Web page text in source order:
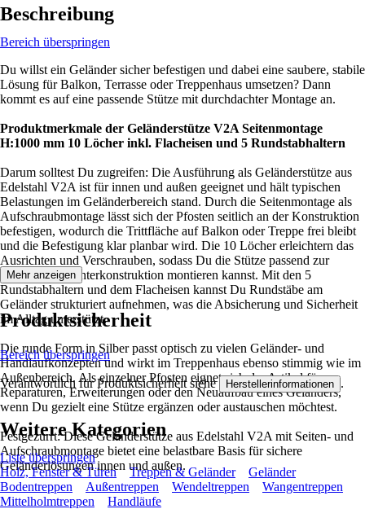
Beschreibung
Bereich überspringen
Du willst ein Geländer sicher befestigen und dabei eine saubere, stabile
Lösung für Balkon, Terrasse oder Treppenhaus umsetzen? Dann
kommt es auf eine passende Stütze mit durchdachter Montage an.
Produktmerkmale der Geländerstütze V2A Seitenmontage
H:1000 mm 10 Löcher inkl. Flacheisen und 5 Rundstabhaltern
Darum solltest Du zugreifen: Die Ausführung als Geländerstütze aus
Edelstahl V2A ist für innen und außen geeignet und hält typischen
Belastungen im Geländerbereich stand. Durch die Seitenmontage als
Aufschraubmontage lässt sich der Pfosten seitlich an der Konstruktion
befestigen, wodurch die Trittfläche auf Balkon oder Treppe frei bleibt
und die Befestigung klar planbar wird. Die 10 Löcher erleichtern das
Ausrichten und Verschrauben, sodass Du die Stütze passend zur
vorhandenen Unterkonstruktion montieren kannst. Mit den 5
Rundstabhaltern und dem Flacheisen kannst Du Rundstäbe am
Geländer strukturiert aufnehmen, was die Absicherung und Sicherheit
im Alltag unterstützt.
Die runde Form in Silber passt optisch zu vielen Geländer- und
Handlaufkonzepten und wirkt im Treppenhaus ebenso stimmig wie im
Außenbereich. Als einzelner Pfosten eignet sich der Artikel für
Reparaturen, Erweiterungen oder den Neuaufbau eines Geländers,
wenn Du gezielt eine Stütze ergänzen oder austauschen möchtest.
Festgezurrt: Diese Geländerstütze aus Edelstahl V2A mit Seiten- und
Aufschraubmontage bietet eine belastbare Basis für sichere
Geländerlösungen innen und außen.
Mehr anzeigen
Produktsicherheit
Bereich überspringen
Verantwortlich für Produktsicherheit siehe Herstellerinformationen .
Weitere Kategorien
Liste überspringen
Holz, Fenster & Türen
Treppen & Geländer
Geländer
Bodentreppen
Außentreppen Wendeltreppen
Wangentreppen
Mittelholmtreppen
Handläufe